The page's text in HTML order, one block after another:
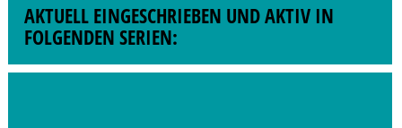
AKTUELL EINGESCHRIEBEN UND AKTIV IN
FOLGENDEN SERIEN: